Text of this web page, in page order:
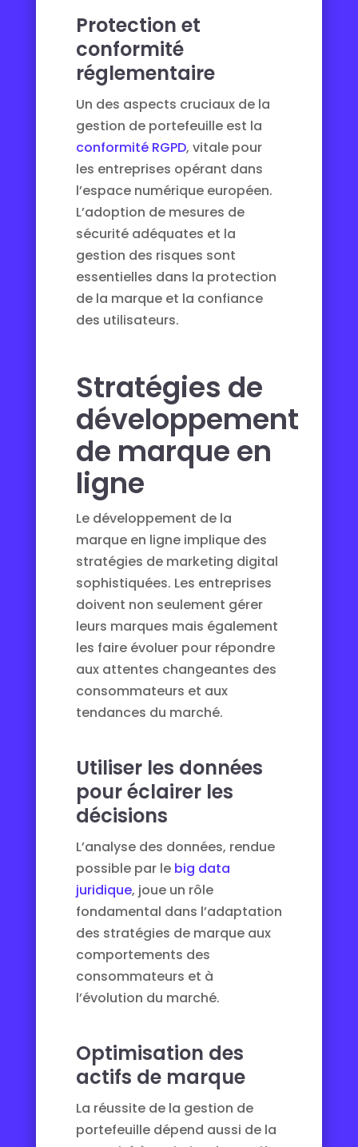
Protection et
conformité
réglementaire
Un des aspects cruciaux de la
gestion de portefeuille est la
conformité RGPD, vitale pour
les entreprises opérant dans
l’espace numérique européen.
L’adoption de mesures de
sécurité adéquates et la
gestion des risques sont
essentielles dans la protection
de la marque et la confiance
des utilisateurs.
Stratégies de
développement
de marque en
ligne
Le développement de la
marque en ligne implique des
stratégies de marketing digital
sophistiquées. Les entreprises
doivent non seulement gérer
leurs marques mais également
les faire évoluer pour répondre
aux attentes changeantes des
consommateurs et aux
tendances du marché.
Utiliser les données
pour éclairer les
décisions
L’analyse des données, rendue
possible par le big data
juridique, joue un rôle
fondamental dans l’adaptation
des stratégies de marque aux
comportements des
consommateurs et à
l’évolution du marché.
Optimisation des
actifs de marque
La réussite de la gestion de
portefeuille dépend aussi de la